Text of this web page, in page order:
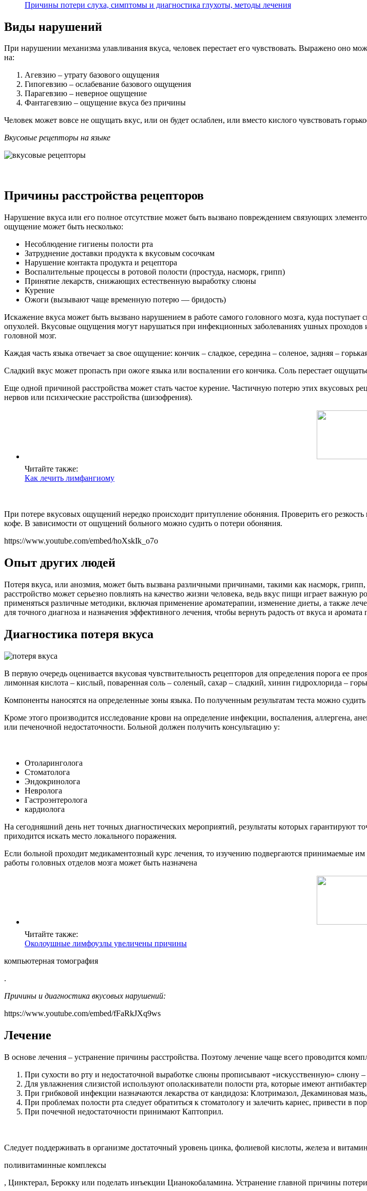
Причины потери слуха, симптомы и диагностика глухоты, методы лечения
Виды нарушений
При нарушении механизма улавливания вкуса, человек перестает его чувствовать. Выражено оно
на:
Агевзию – утрату базового ощущения
Гипогевзию – ослабевание базового ощущения
Парагевзию – неверное ощущение
Фантагевзию – ощущение вкуса без причины
Человек может вовсе не ощущать вкус, или он будет ослаблен, или вместо кислого чувствовать
Вкусовые рецепторы на языке
Причины расстройства рецепторов
Нарушение вкуса или его полное отсутствие может быть вызвано повреждением связующих
ощущение может быть несколько:
Несоблюдение гигиены полости рта
Затруднение доставки продукта к вкусовым сосочкам
Нарушение контакта продукта и рецептора
Воспалительные процессы в ротовой полости (простуда, насморк, грипп)
Принятие лекарств, снижающих естественную выработку слюны
Курение
Ожоги (вызывают чаще временную потерю — бридость)
Искажение вкуса может быть вызвано нарушением в работе самого головного мозга, куда
опухолей. Вкусовые ощущения могут нарушаться при инфекционных заболеваниях ушных
головной мозг.
Каждая часть языка отвечает за свое ощущение: кончик – сладкое, середина – соленое, задняя –
Сладкий вкус может пропасть при ожоге языка или воспалении его кончика. Соль перестает
Еще одной причиной расстройства может стать частое курение. Частичную потерю этих вкусовых
нервов или психические расстройства (шизофрения).
Читайте также:
Как лечить лимфангиому
При потере вкусовых ощущений нередко происходит притупление обоняния. Проверить его
кофе. В зависимости от ощущений больного можно судить о потери обоняния.
https://www.youtube.com/embed/hoXskIk_o7o
Опыт других людей
Потеря вкуса, или анозмия, может быть вызвана различными причинами, такими как насморк,
расстройство может серьезно повлиять на качество жизни человека, ведь вкус пищи играет
применяться различные методики, включая применение ароматерапии, изменение диеты, а также
для точного диагноза и назначения эффективного лечения, чтобы вернуть радость от вкуса и
Диагностика потеря вкуса
В первую очередь оценивается вкусовая чувствительность рецепторов для определения порога ее
лимонная кислота – кислый, поваренная соль – соленый, сахар – сладкий, хинин гидрохлорида –
Компоненты наносятся на определенные зоны языка. По полученным результатам теста можно
Кроме этого производится исследование крови на определение инфекции, воспаления, аллергена,
или печеночной недостаточности. Больной должен получить консультацию у:
Отоларинголога
Стоматолога
Эндокринолога
Невролога
Гастроэнтеролога
кардиолога
На сегодняшний день нет точных диагностических мероприятий, результаты которых гарантируют
приходится искать место локального поражения.
Если больной проходит медикаментозный курс лечения, то изучению подвергаются принимаемые
работы головных отделов мозга может быть назначена
Читайте также:
Околоушные лимфоузлы увеличены причины
компьютерная томография
.
Причины и диагностика вкусовых нарушений:
https://www.youtube.com/embed/fFaRkJXq9ws
Лечение
В основе лечения – устранение причины расстройства. Поэтому лечение чаще всего проводится
При сухости во рту и недостаточной выработке слюны прописывают «искусственную» слюну –
Для увлажнения слизистой используют ополаскиватели полости рта, которые имеют
При грибковой инфекции назначаются лекарства от кандидоза: Клотримазол, Декаминовая
При проблемах полости рта следует обратиться к стоматологу и залечить кариес, привести в
При почечной недостаточности принимают Каптоприл.
Следует поддерживать в организме достаточный уровень цинка, фолиевой кислоты, железа и
поливитаминные комплексы
, Цинктерал, Берокку или поделать инъекции Цианокобаламина. Устранение главной причины